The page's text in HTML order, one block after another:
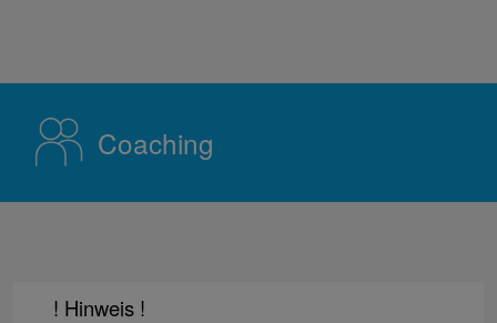
Coaching
! Hinweis !